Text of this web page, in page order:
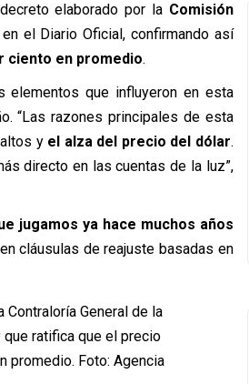
elaborado por la Comisión
el Diario Oficial, confirmando así
ciento en promedio.
elementos que influyeron en esta
“Las razones principales de esta
y el alza del precio del dólar.
directo en las cuentas de la luz”,
jugamos ya hace muchos años
cláusulas de reajuste basadas en